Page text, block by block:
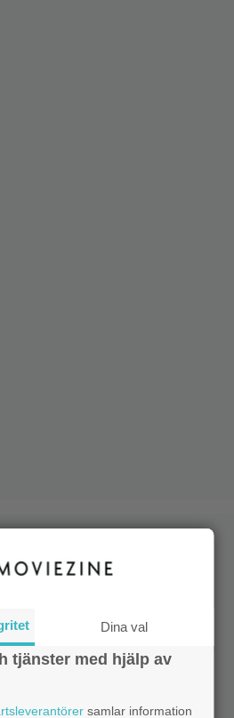
Dina val
tjänster med hjälp av
samlar information